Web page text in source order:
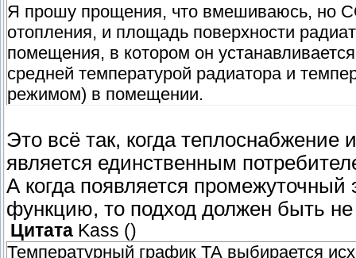
Я прошу прощения, что вмешиваюсь, но
отопления, и площадь поверхности
помещения, в котором он
средней температурой радиатора и
режимом) в помещении.
Это всё так, когда теплоснабжение
является единственным
А когда появляется
функцию, то подход должен быть
Цитата Kass ()
Температурный график ТА выбирается